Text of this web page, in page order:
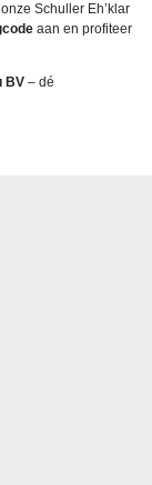
Schuller Eh’klar
aan en profiteer
BV – dé